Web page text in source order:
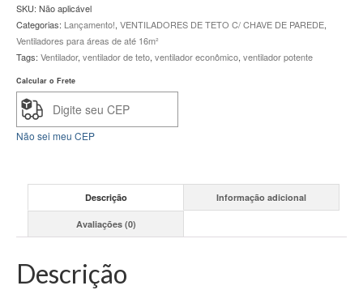
Branco
quantidade
SKU: Não aplicável
Categorias: Lançamento!, VENTILADORES DE TETO C/ CHAVE DE PAREDE,
Ventiladores para áreas de até 16m²
Tags: Ventilador, ventilador de teto, ventilador econômico, ventilador potente
Calcular o Frete
Não sei meu CEP
Descrição Informação adicional
Avaliações (0)
Descrição